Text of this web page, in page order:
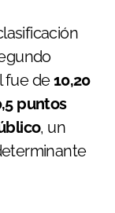
fue de10,20
puntos
, un